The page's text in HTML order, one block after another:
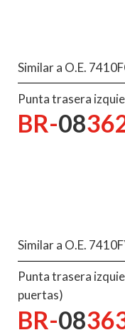
Similar a O.E.
Punta trasera
BR-08
Similar a O.E.
Punta trasera
puertas)
BR-08